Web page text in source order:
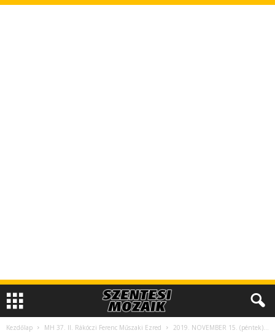
Kezdőlap MH 37. II. Rákóczi Ferenc Műszaki Ezred 2019. NOVEMBER 15. (péntek)…